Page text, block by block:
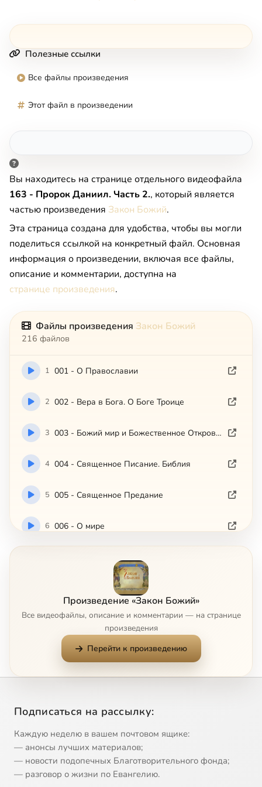
Полезные ссылки
Все файлы произведения
Этот файл в произведении
Вы находитесь на странице отдельного видеофайла
163 - Пророк Даниил. Часть 2., который является
частью произведения Закон Божий.
Эта страница создана для удобства, чтобы вы могли
поделиться ссылкой на конкретный файл. Основная
информация о произведении, включая все файлы,
описание и комментарии, доступна на
странице произведения.
Файлы произведения Закон Божий
216 файлов
1 001 - О Православии
2 002 - Вера в Бога. О Боге Троице
3 003 - Божий мир и Божественное Откровение
4 004 - Священное Писание. Библия
5 005 - Священное Предание
6 006 - О мире
008 - О свойствах Божиих
9 009 - Свойства Божии
010 - Первый член Символа Веры
11 011 - Второй член Символа Веры
12 012 - Третий член Символа Веры
13 013 - Четвертый член Символа Веры
14 014 - Пятый и шестой член Символа Веры
Произведение «Закон Божий»
Все видеофайлы, описание и комментарии — на странице
произведения
Перейти к произведению
Подписаться на рассылку:
Каждую неделю в вашем почтовом ящике:
— анонсы лучших материалов;
— новости подопечных Благотворительного фонда;
— разговор о жизни по Евангелию.